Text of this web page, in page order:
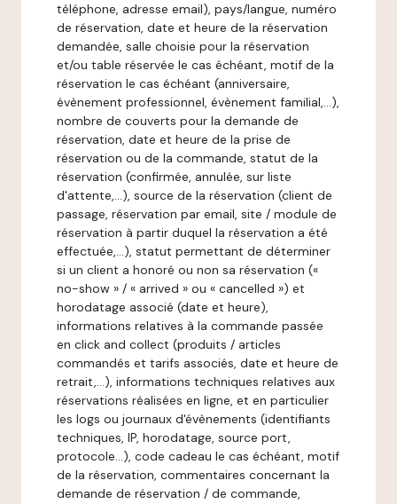
téléphone, adresse email), pays/langue, numéro
de réservation, date et heure de la réservation
demandée, salle choisie pour la réservation
et/ou table réservée le cas échéant, motif de la
réservation le cas échéant (anniversaire,
évènement professionnel, évènement familial,…),
nombre de couverts pour la demande de
réservation, date et heure de la prise de
réservation ou de la commande, statut de la
réservation (confirmée, annulée, sur liste
d'attente,…), source de la réservation (client de
passage, réservation par email, site / module de
réservation à partir duquel la réservation a été
effectuée,…), statut permettant de déterminer
si un client a honoré ou non sa réservation («
no-show » / « arrived » ou « cancelled ») et
horodatage associé (date et heure),
informations relatives à la commande passée
en click and collect (produits / articles
commandés et tarifs associés, date et heure de
retrait,…), informations techniques relatives aux
réservations réalisées en ligne, et en particulier
les logs ou journaux d'évènements (identifiants
techniques, IP, horodatage, source port,
protocole…), code cadeau le cas échéant, motif
de la réservation, commentaires concernant la
demande de réservation / de commande,